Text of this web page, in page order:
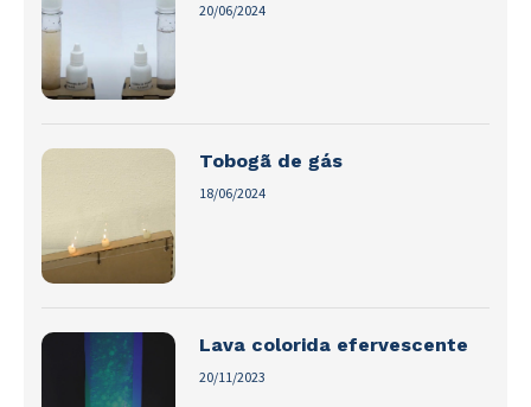
20/06/2024
Tobogã de gás
18/06/2024
Lava colorida efervescente
20/11/2023